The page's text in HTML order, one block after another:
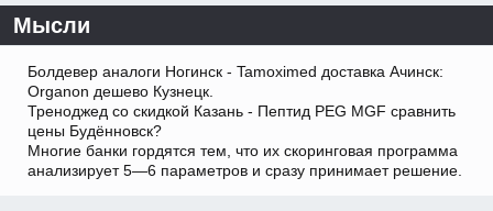
Мысли
Болдевер аналоги Ногинск - Tamoximed доставка Ачинск:
Organon дешево Кузнецк.
Треноджед со скидкой Казань - Пептид PEG MGF сравнить
цены Будённовск?
Многие банки гордятся тем, что их скоринговая программа
анализирует 5—6 параметров и сразу принимает решение.